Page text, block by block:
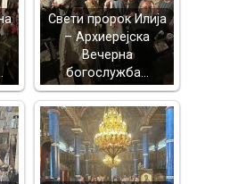
Свети пророк Илија
– Архиерејска
Вечерна
богослужба…